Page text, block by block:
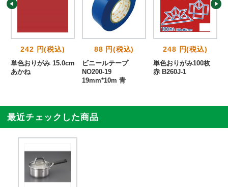
242 円(税込)
単色おりがみ 15.0cm
あかね
88 円(税込)
ビニールテープ
NO200-19
19mm*10m 青
248 円(税込)
単色おりがみ100枚
赤 B260J-1
最近チェックした商品